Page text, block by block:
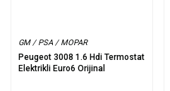
GM / PSA / MOPAR
Peugeot 3008 1.6 Hdi Termostat
Elektrikli Euro6 Orijinal